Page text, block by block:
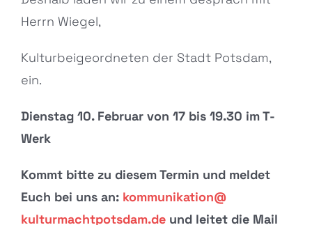
Herrn Wiegel,
Kulturbeigeordneten der Stadt Potsdam,
ein.
Dienstag 10. Februar von 17 bis 19.30 im T-
Werk
Kommt bitte zu diesem Termin und meldet
Euch bei uns an: kommunikation@
kulturmachtpotsdam.de und leitet die Mail